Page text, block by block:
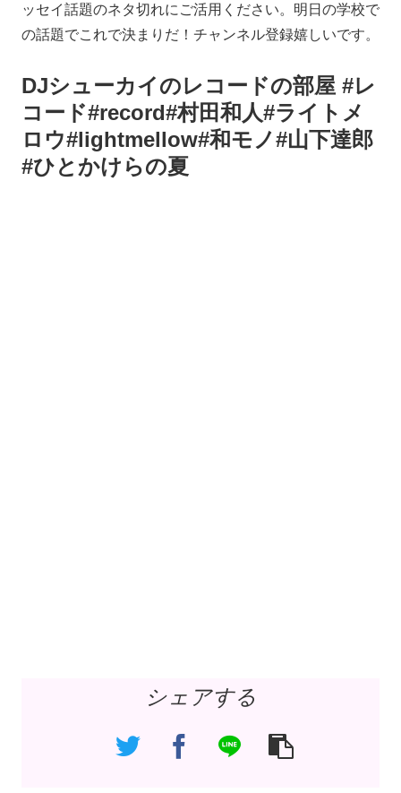
ッセイ話題のネタ切れにご活用ください。明日の学校で
の話題でこれで決まりだ！チャンネル登録嬉しいです。
DJシューカイのレコードの部屋 #レ
コード#record#村田和人#ライトメ
ロウ#lightmellow#和モノ#山下達郎
#ひとかけらの夏
シェアする